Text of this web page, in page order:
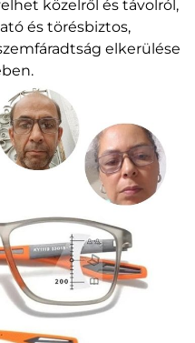
közelről és távolról,
és törésbiztos,
elkerülése